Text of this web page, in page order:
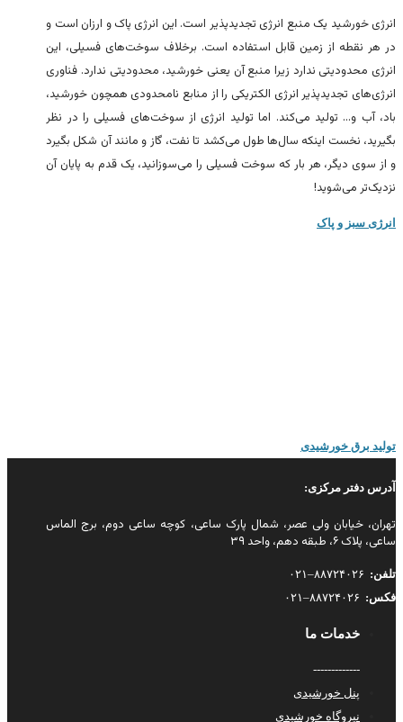
انرژی خورشید یک منبع انرژی تجدیدپذیر است. این انرژی پاک و ارزان است و
در هر نقطه از زمین قابل استفاده است. برخلاف سوخت‌های فسیلی، این
انرژی محدودیتی ندارد زیرا منبع آن یعنی خورشید، محدودیتی ندارد. فناوری
انرژی‌های تجدیدپذیر انرژی الکتریکی را از منابع نامحدودی همچون خورشید،
باد، آب و… تولید می‌کند. اما تولید انرژی از سوخت‌های فسیلی را در نظر
بگیرید، نخست اینکه سال‌ها طول می‌کشد تا نفت، گاز و مانند آن شکل بگیرد
و از سوی دیگر، هر بار که سوخت فسیلی را می‌سوزانید، یک قدم به پایان آن
نزدیک‌تر می‌شوید!
انرژی سبز و پاک
تولید برق خورشیدی
آدرس دفتر مرکزی:
تهران، خیابان ولی عصر، شمال پارک ساعی، کوچه ساعی دوم، برج الماس
ساعی، پلاک ۶، طبقه دهم، واحد ۳۹
تلفن:
فکس:
خدمات ما
-------------
پنل خورشیدی
نیروگاه خورشیدی